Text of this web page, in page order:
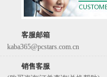
客服邮箱
kaba365@pcstars.com.cn
销售客服